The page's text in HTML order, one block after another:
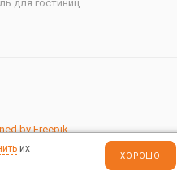
для гостиниц
by Freepik
их
ХОРОШО